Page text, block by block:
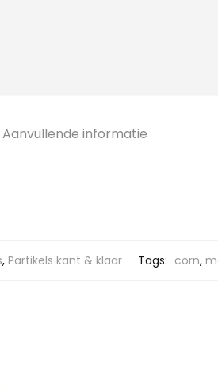
Aanvullende informatie
, Partikels kant & klaar Tags: corn,